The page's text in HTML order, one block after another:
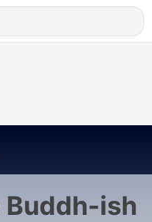
Buddh-ish